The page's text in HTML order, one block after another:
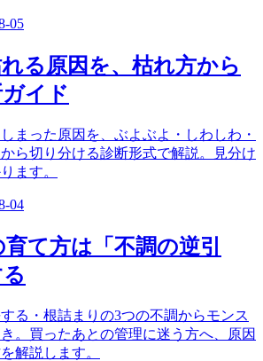
05
る原因を、枯れ方から
イド
まった原因を、ぶよぶよ・しわしわ・
ら切り分ける診断形式で解説。見分け
ます。
04
て方は「不調の逆引
る・根詰まりの3つの不調からモンス
。買ったあとの管理に迷う方へ、原因
解説します。